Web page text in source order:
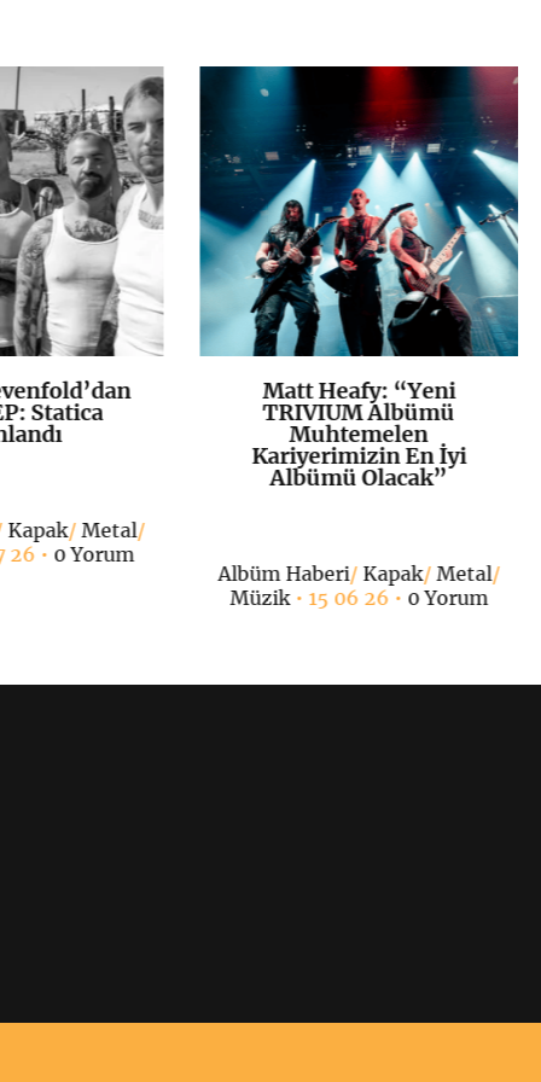
+Statica
Kapak/Metal/
26 • 0 Yorum
K+
Matt Heafy: “Yeni
TRIVIUM Albümü
Muhtemelen
Kariyerimizin En İyi
Albümü Olacak”
Albüm Haberi/ Kapak/Metal/
Müzik• 15 06 26 • 0 Yorum